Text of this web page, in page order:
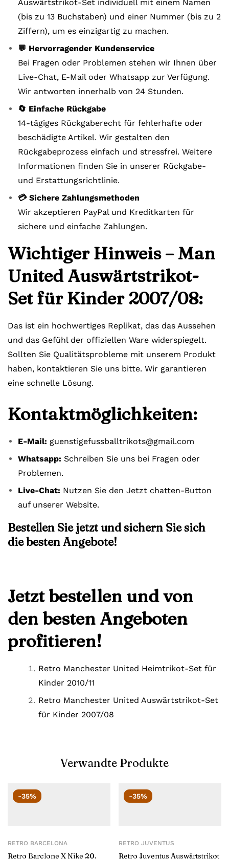
Auswärtstrikot-Set individuell mit einem Namen
(bis zu 13 Buchstaben) und einer Nummer (bis zu 2
Ziffern), um es einzigartig zu machen.
💬 Hervorragender Kundenservice
Bei Fragen oder Problemen stehen wir Ihnen über
Live-Chat, E-Mail oder Whatsapp zur Verfügung.
Wir antworten innerhalb von 24 Stunden.
🔄 Einfache Rückgabe
14-tägiges Rückgaberecht für fehlerhafte oder
beschädigte Artikel. Wir gestalten den
Rückgabeprozess einfach und stressfrei. Weitere
Informationen finden Sie in unserer Rückgabe-
und Erstattungsrichtlinie.
💳 Sichere Zahlungsmethoden
Wir akzeptieren PayPal und Kreditkarten für
sichere und einfache Zahlungen.
Wichtiger Hinweis – Man
United Auswärtstrikot-
Set für Kinder 2007/08:
Das ist ein hochwertiges Replikat, das das Aussehen
und das Gefühl der offiziellen Ware widerspiegelt.
Sollten Sie Qualitätsprobleme mit unserem Produkt
haben, kontaktieren Sie uns bitte. Wir garantieren
eine schnelle Lösung.
Kontaktmöglichkeiten:
E-Mail: guenstigefussballtrikots@gmail.com
Whatsapp: Schreiben Sie uns bei Fragen oder
Problemen.
Live-Chat: Nutzen Sie den Jetzt chatten-Button
auf unserer Website.
Bestellen Sie jetzt und sichern Sie sich
die besten Angebote!
Jetzt bestellen und von
den besten Angeboten
profitieren!
Retro Manchester United Heimtrikot-Set für
Kinder 2010/11
Retro Manchester United Auswärtstrikot-Set
für Kinder 2007/08
Verwandte Produkte
-35%
RETRO BARCELONA
Retro Barclone X Nike 20.
-35%
RETRO JUVENTUS
Retro Juventus Auswärtstrikot